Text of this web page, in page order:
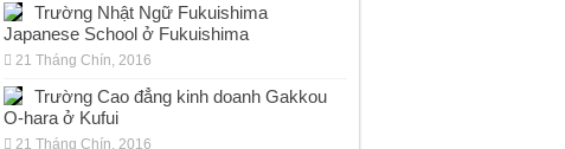
Trường Nhật Ngữ Fukuishima
Japanese School ở Fukuishima
21 Tháng Chín, 2016
Trường Cao đẳng kinh doanh Gakkou
O-hara ở Kufui
21 Tháng Chín, 2016